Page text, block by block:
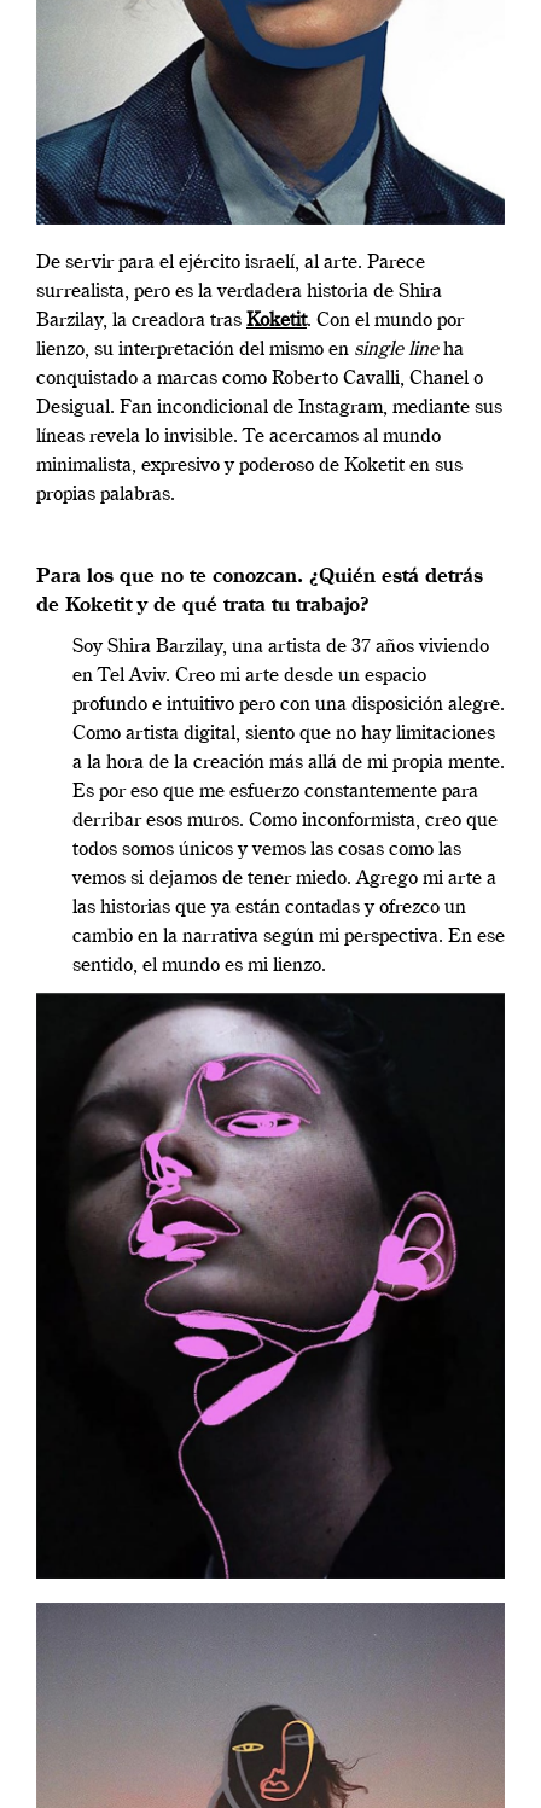
De servir para el ejército israelí, al arte. Parece
surrealista, pero es la verdadera historia de Shira
Barzilay, la creadora tras Koketit. Con el mundo por
lienzo, su interpretación del mismo en single lineha
conquistado a marcas como Roberto Cavalli, Chanel o
Desigual. Fan incondicional de Instagram, mediante sus
líneas revela lo invisible. Te acercamos al mundo
minimalista, expresivo y poderoso de Koketit en sus
propias palabras.
Para los que no te conozcan. ¿Quién está detrás
de Koketit y de qué trata tu trabajo?
Soy Shira Barzilay, una artista de 37 años viviendo
en Tel Aviv. Creo mi arte desde un espacio
profundo e intuitivo pero con una disposición alegre.
Como artista digital, siento que no hay limitaciones
a la hora de la creación más allá de mi propia mente.
Es por eso que me esfuerzo constantemente para
derribar esos muros. Como inconformista, creo que
todos somos únicos y vemos las cosas como las
vemos si dejamos de tener miedo. Agrego mi arte a
las historias que ya están contadas y ofrezco un
cambio en la narrativa según mi perspectiva. En ese
sentido, el mundo es mi lienzo.